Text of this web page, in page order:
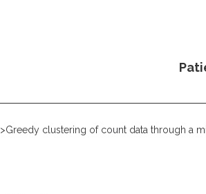
>Greedy clustering of count data through a